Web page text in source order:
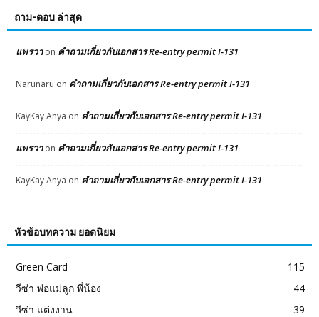
ถาม-ตอบ ล่าสุด
แพรวาon คำถามเกี่ยวกับเอกสาร Re-entry permit I-131
Narunaru on คำถามเกี่ยวกับเอกสาร Re-entry permit I-131
KayKay Anya on คำถามเกี่ยวกับเอกสาร Re-entry permit I-131
แพรวาon คำถามเกี่ยวกับเอกสาร Re-entry permit I-131
KayKay Anya on คำถามเกี่ยวกับเอกสาร Re-entry permit I-131
หัวข้อบทความ ยอดนิยม
Green Card
115
วีซ่า พ่อแม่ลูก พี่น้อง
44
วีซ่า แต่งงาน
39